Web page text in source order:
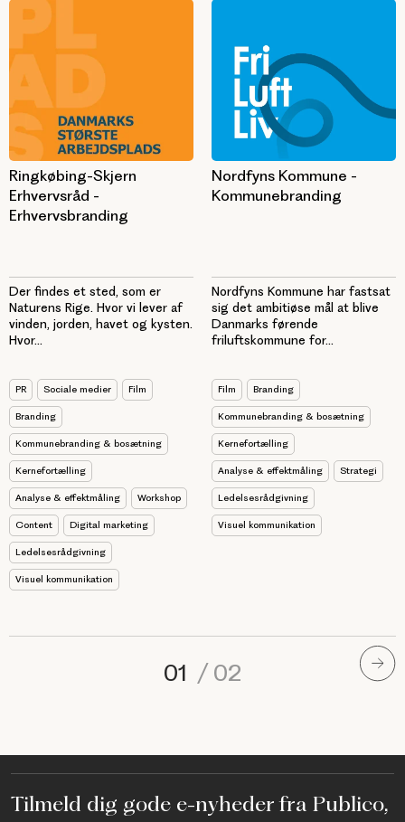
Ringkøbing-Skjern
Erhvervsråd -
Erhvervsbranding
Der findes et sted, som er
Naturens Rige. Hvor vi lever af
vinden, jorden, havet og kysten.
Hvor...
PR Sociale medier Film
Branding
Kommunebranding & bosætning
Kernefortælling
Analyse & effektmåling Workshop
Content Digital marketing
Ledelsesrådgivning
Visuel kommunikation
Nordfyns Kommune -
Kommunebranding
Nordfyns Kommune har fastsat
sig det ambitiøse mål at blive
Danmarks førende
friluftskommune for...
Film Branding
Kommunebranding & bosætning
Kernefortælling
Analyse & effektmåling Strategi
Ledelsesrådgivning
Visuel kommunikation
01 / 02
Tilmeld dig gode e-nyheder fra Publico,